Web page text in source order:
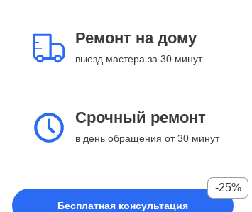
Ремонт на дому
выезд мастера за 30 минут
Срочный ремонт
в день обращения от 30 минут
Бесплатная консультация
-25%